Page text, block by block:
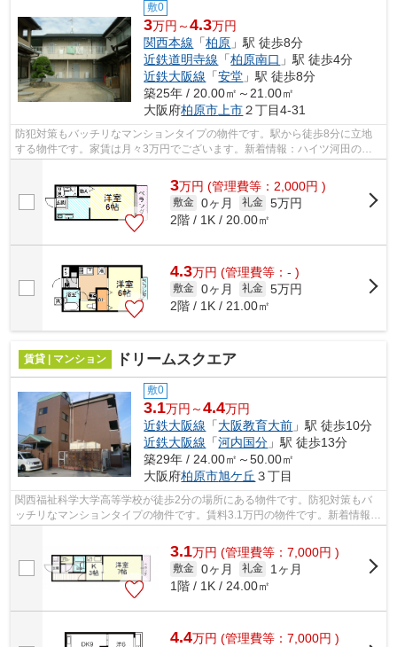
敷0
3万円～4.3万円
関西本線 「柏原 」駅 徒歩8分
近鉄道明寺線 「柏原南口 」駅 徒歩4分
近鉄大阪線 「安堂 」駅 徒歩8分
築25年 / 20.00㎡～21.00㎡
大阪府柏原市上市２丁目4-31
防犯対策もバッチリなマンションタイプの物件です。駅から徒歩8分に立地
する物件です。家賃は月々3万円でございます。新着情報：ハイツ河田の空
3万円 (管理費等：2,000円 )
敷金 0ヶ月 礼金 5万円
2階 / 1K / 20.00㎡
4.3万円 (管理費等：- )
敷金 0ヶ月 礼金 5万円
2階 / 1K / 21.00㎡
賃貸 | マンション ドリームスクエア
敷0
3.1万円～4.4万円
近鉄大阪線 「大阪教育大前 」駅 徒歩10分
近鉄大阪線 「河内国分 」駅 徒歩13分
築29年 / 24.00㎡～50.00㎡
大阪府柏原市旭ケ丘 ３丁目
関西福祉科学大学高等学校が徒歩2分の場所にある物件です。防犯対策もバ
ッチリなマンションタイプの物件です。賃料3.1万円の物件です。新着情報：
3.1万円 (管理費等：7,000円 )
敷金 0ヶ月 礼金
1ヶ月
1階 / 1K / 24.00㎡
4.4万円 (管理費等：7,000円 )